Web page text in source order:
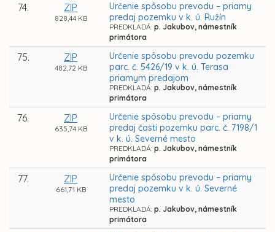
74. ZIP
828,44 KB
Určenie spôsobu prevodu – priamy
predaj pozemku v k. ú. Ružín
PREDKLADÁ: p. Jakubov, námestník
primátora
75. ZIP
482,72 KB
Určenie spôsobu prevodu pozemku
parc. č. 5426/19 v k. ú. Terasa
priamym predajom
PREDKLADÁ: p. Jakubov, námestník
primátora
76. ZIP
635,74 KB
Určenie spôsobu prevodu – priamy
predaj časti pozemku parc. č. 7198/1
v k. ú. Severné mesto
PREDKLADÁ: p. Jakubov, námestník
primátora
77. ZIP
661,71 KB
Určenie spôsobu prevodu – priamy
predaj pozemku v k. ú. Severné
mesto
PREDKLADÁ: p. Jakubov, námestník
primátora